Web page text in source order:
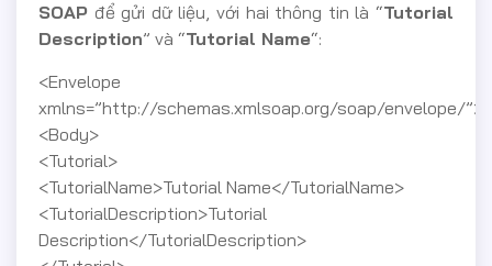
SOAP để gửi dữ liệu, với hai thông tin là “Tutorial
Description” và “Tutorial Name“:
<Envelope
xmlns=”http://schemas.xmlsoap.org/soap/envelope/”>
<Body>
<Tutorial>
<TutorialName>Tutorial Name</TutorialName>
<TutorialDescription>Tutorial
Description</TutorialDescription>